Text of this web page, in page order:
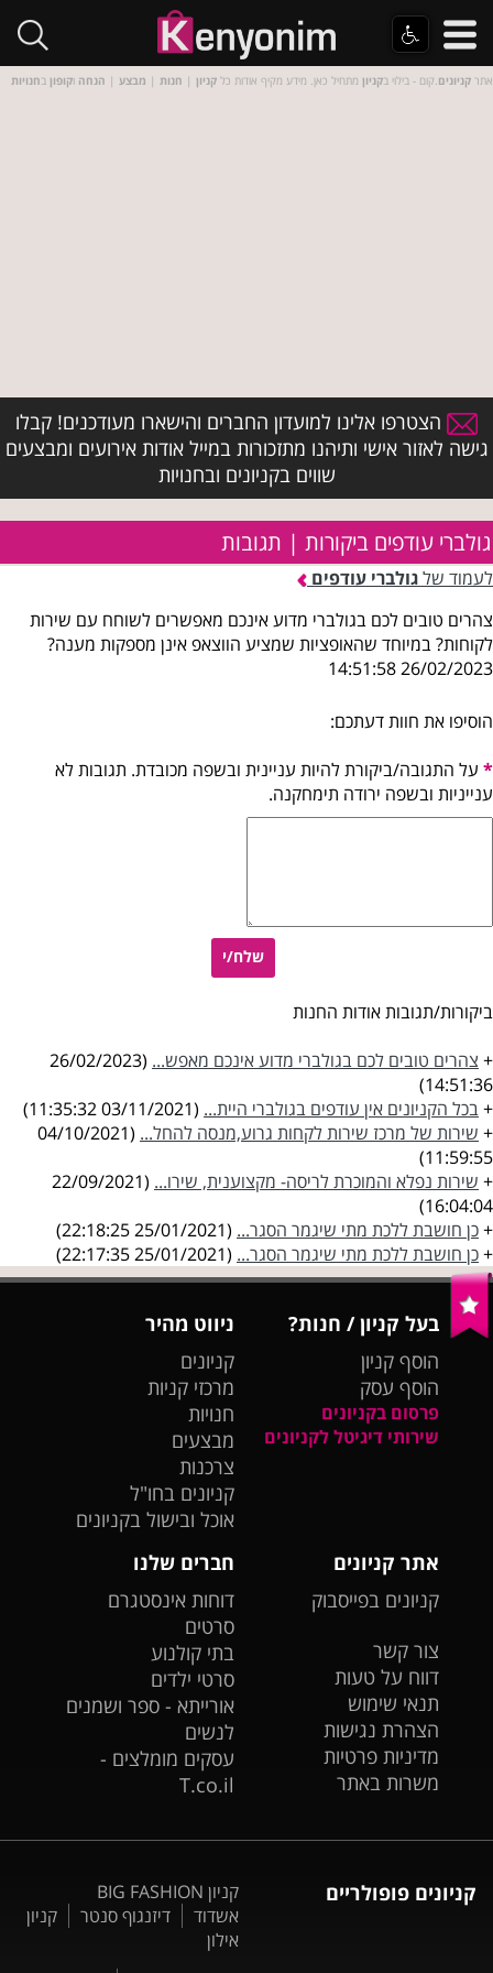
אתר קניונים.קום - בילוי בקניון מתחיל כאן. מידע מקיף אודות כל קניון | חנות | מבצע | הנחה וקופון בחנויות
הצטרפו אלינו למועדון החברים והישארו מעודכנים! קבלו
גישה לאזור אישי ותיהנו מתזכורות במייל אודות אירועים ומבצעים
שווים בקניונים ובחנויות
גולברי עודפים ביקורות | תגובות
לעמוד שלגולברי עודפים
צהרים טובים לכם בגולברי מדוע אינכם מאפשרים לשוחח עם שירות
לקוחות? במיוחד שהאופציות שמציע הווצאפ אינן מספקות מענה?
26/02/2023 14:51:58
הוסיפו את חוות דעתכם:
* על התגובה/ביקורת להיות עניינית ובשפה מכובדת. תגובות לא
ענייניות ובשפה ירודה תימחקנה.
שלח/י
ביקורות/תגובות אודות החנות
+ צהרים טובים לכם בגולברי מדוע אינכם מאפש... (26/02/2023
14:51:36)
+בכל הקניונים אין עודפים בגולברי היית... (03/11/2021 11:35:32)
+ שירות של מרכז שירות לקחות גרוע,מנסה להחל... (04/10/2021
11:59:55)
+ שירות נפלא והמוכרת לריסה- מקצוענית, שירו... (22/09/2021
16:04:04)
+כן חושבת ללכת מתי שיגמר הסגר... (25/01/2021 22:18:25)
+כן חושבת ללכת מתי שיגמר הסגר... (25/01/2021 22:17:35)
בעל קניון / חנות?
הוסף קניון
הוסף עסק
פרסום בקניונים
שירותי דיגיטל לקניונים
ניווט מהיר
קניונים
מרכזי קניות
חנויות
מבצעים
צרכנות
קניונים בחו"ל
אוכל ובישול בקניונים
אתר קניונים
קניונים בפייסבוק
צור קשר
דווח על טעות
תנאי שימוש
הצהרת נגישות
מדיניות פרטיות
משרות באתר
חברים שלנו
דוחות אינסטגרם
סרטים
בתי קולנוע
סרטי ילדים
אורייתא - ספר ושמנים
לנשים
עסקים מומלצים -
T.co.il
קניונים פופולריים
קניון BIG FASHION
אשדוד
דיזנגוף סנטר
קניון
אילון